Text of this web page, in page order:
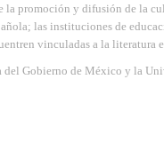
la promoción y difusión de la
las instituciones de
vinculadas a la literatura
del Gobierno de México y la